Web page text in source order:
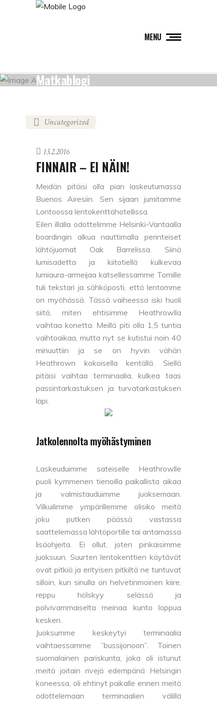
MENU
Matkablogi
Uncategorized
13.2.2016
FINNAIR – EI NÄIN!
Meidän pitäisi olla pian laskeutumassa
Buenos Airesiin. Sen sijaan jumitamme
Lontoossa lentokenttähotellissa.
Eilen illalla odottelimme Helsinki-Vantaalla
boardingin alkua nauttimalla perinteiset
lähtöjuomat Oak Barrelissa. Siinä
lumisadetta ja kiitotiellä kulkevaa
lumiaura-armeijaa katsellessamme Tomille
tuli tekstari ja sähköposti, että lentomme
on myöhässä. Tässä vaiheessa iski huoli
siitä, miten ehtisimme Heathrowlla
vaihtaa konetta. Meillä piti olla 1,5 tuntia
vaihtoaikaa, mutta nyt se kutistui noin 40
minuuttiin ja se on hyvin vähän
Heathrown kokoisella kentällä. Siellä
pitäisi vaihtaa terminaalia, kulkea taas
passintarkastuksen ja turvatarkastuksen
läpi.
Jatkolennolta myöhästyminen
Laskeuduimme sateiselle Heathrowlle
puoli kymmenen tienoilla paikallista aikaa
ja valmistauduimme juoksemaan.
Vilkuilimme ympärillemme olisiko meitä
joku putken päässä vastassa
saattelemassa lähtöportille tai antamassa
lisäohjeita. Ei ollut, joten pinkaisimme
juoksuun. Suurten lentokenttien käytävät
ovat pitkiä ja erityisen pitkiltä ne tuntuvat
silloin, kun sinulla on helvetinmoinen kiire,
reppu hölskyy selässä ja
polvivammaiselta meinaa kunto loppua
kesken.
Juoksumme keskeytyi terminaalia
vaihtaessamme ”bussijonoon”. Toinen
suomalainen pariskunta, joka oli istunut
meitä joitain rivejä edempänä Helsingin
koneessa, oli ehtinyt paikalle ennen meitä
odottelemaan terminaalien välillä